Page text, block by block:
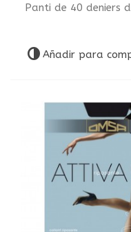
Panti de 40 deniers
Añadir para